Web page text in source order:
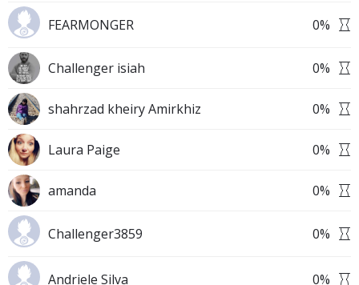
FEARMONGER 0%
Challenger isiah 0%
shahrzad kheiry Amirkhiz 0%
Laura Paige 0%
amanda 0%
Challenger3859 0%
Andriele Silva 0%